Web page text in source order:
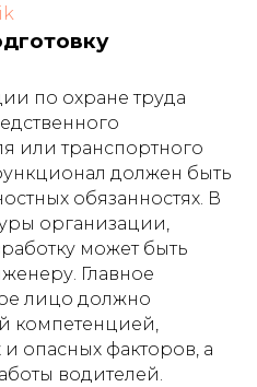
по охране труда
или транспортного
должен быть
обязанностях. В
организации,
может быть
Главное
лицо должно
компетенцией,
опасных факторов, а
водителей.